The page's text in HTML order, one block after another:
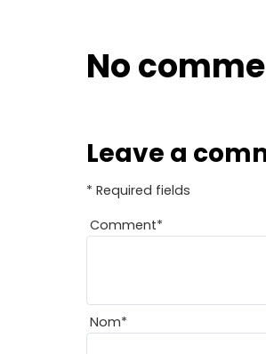
No
Leave a
* Required fields
Comment*
Nom*